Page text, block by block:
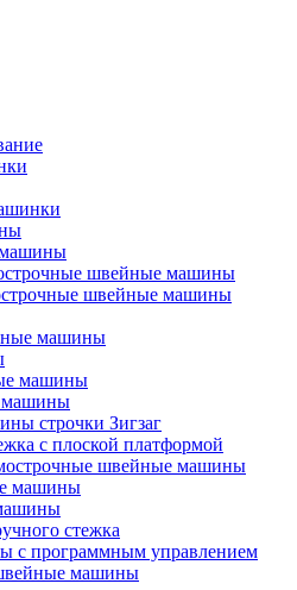
швейные машины
швейные машины
машины
машины
машины
строчки Зигзаг
с плоской платформой
швейные машины
машины
стежка
с программным управлением
машины